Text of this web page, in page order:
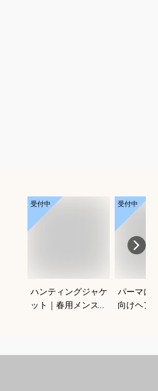
受付中
ハンティングジャケ
ット｜春用メンズ向
受付中
パーマに
向けヘア